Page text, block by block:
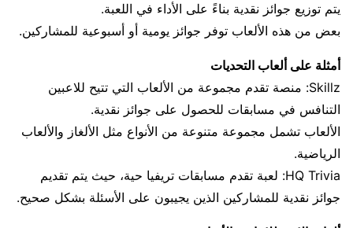
يتم توزيع جوائز نقدية بناءً على الأداء في اللعبة.
بعض من هذه الألعاب توفر جوائز يومية أو أسبوعية للمشاركين.
أمثلة على ألعاب التحديات
Skillz: منصة تقدم مجموعة من الألعاب التي تتيح للاعبين
التنافس في مسابقات للحصول على جوائز نقدية.
الألعاب تشمل مجموعة متنوعة من الأنواع مثل الألغاز والألعاب
الرياضية.
HQ Trivia: لعبة تقدم مسابقات تريفيا حية، حيث يتم تقديم
جوائز نقدية للمشاركين الذين يجيبون على الأسئلة بشكل صحيح.